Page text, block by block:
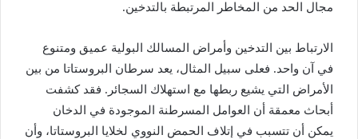
مجال الحد من المخاطر المرتبطة بالتدخين.
الارتباط بين التدخين وأمراض المسالك البولية عميق ومتنوع
في آن واحد. فعلى سبيل المثال، يعد سرطان البروستاتا من بين
الأمراض التي يشيع ربطها مع استهلاك السجائر. فقد كشفت
أبحاث معمقة أن العوامل المسرطنة الموجودة في الدخان
يمكن أن تتسبب في إتلاف الحمض النووي لخلايا البروستاتا، وأن